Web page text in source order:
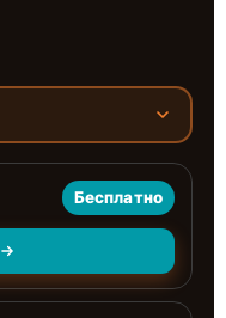
Бесплатно